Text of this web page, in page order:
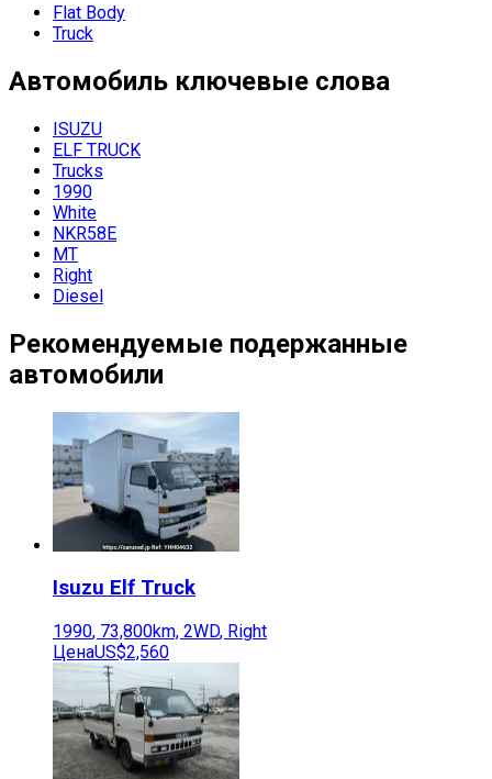
Flat Body
Truck
Автомобиль ключевые слова
ISUZU
ELF TRUCK
Trucks
1990
White
NKR58E
MT
Right
Diesel
Рекомендуемые подержанные
автомобили
Isuzu Elf Truck
1990, 73,800km, 2WD, Right
ЦенаUS$2,560